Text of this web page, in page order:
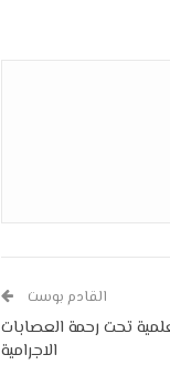
القادم بوست
تحت رحمة العصابات
الاجرامية